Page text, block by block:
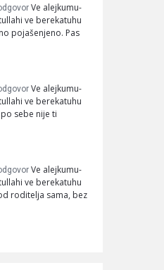
Ve alejkumu-
ve berekatuhu
pojašenjeno. Pas
Ve alejkumu-
ve berekatuhu
sebe nije ti
Ve alejkumu-
ve berekatuhu
roditelja sama, bez